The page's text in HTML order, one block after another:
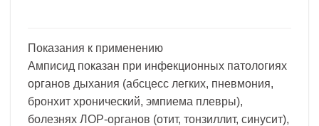
Показания к применению
Амписид показан при инфекционных патологиях
органов дыхания (абсцесс легких, пневмония,
бронхит хронический, эмпиема плевры),
болезнях ЛОР-органов (отит, тонзиллит, синусит),